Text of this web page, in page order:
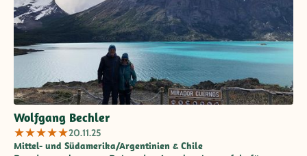
eine tolle Anlage mit sehr familiärer Atmosphäre. Alles in
Allem eine rundherum gelungene und begeisternde Reise
voller neuer Eindrücke und Erlebnise. Wir würden jederzeit
wieder mit Papaya Tours reisen.
Wolfgang Bechler
★★★★★20.11.25
Mittel- und Südamerika/Argentinien & Chile